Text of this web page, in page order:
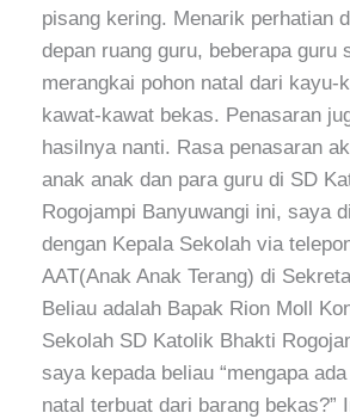
pisang kering. Menarik perhatian
depan ruang guru, beberapa guru
merangkai pohon natal dari kayu-
kawat-kawat bekas. Penasaran
hasilnya nanti. Rasa penasaran
anak anak dan para guru di SD
Rogojampi Banyuwangi ini, saya
dengan Kepala Sekolah via
AAT(Anak Anak Terang) di
Beliau adalah Bapak Rion Moll
Sekolah SD Katolik Bhakti
saya kepada beliau “mengapa
natal terbuat dari barang bekas?”